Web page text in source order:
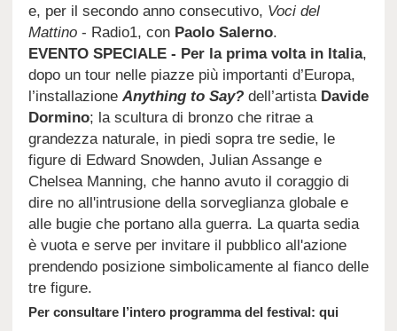
e, per il secondo anno consecutivo, Voci del
Mattino - Radio1, con Paolo Salerno.
EVENTO SPECIALE - Per la prima volta in Italia,
dopo un tour nelle piazze più importanti d’Europa,
l’installazione Anything to Say? dell’artista Davide
Dormino; la scultura di bronzo che ritrae a
grandezza naturale, in piedi sopra tre sedie, le
figure di Edward Snowden, Julian Assange e
Chelsea Manning, che hanno avuto il coraggio di
dire no all'intrusione della sorveglianza globale e
alle bugie che portano alla guerra. La quarta sedia
è vuota e serve per invitare il pubblico all'azione
prendendo posizione simbolicamente al fianco delle
tre figure.
Per consultare l’intero programma del festival: qui